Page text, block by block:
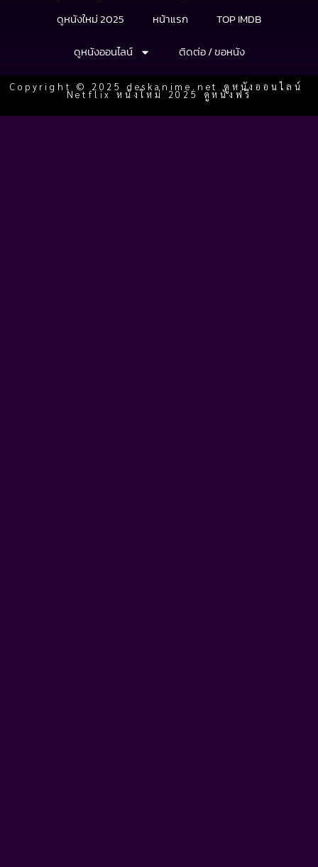
ดูหนังใหม่ 2025 หน้าแรก
TOP IMDB
ดูหนังออนไลน์
ติดต่อ / ขอหนัง
Copyright © 2025 deskanime.net ดูหนังออนไลน์
Netflix หนังใหม่ 2025 ดูหนังฟรี